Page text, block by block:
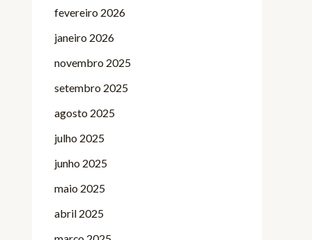
fevereiro 2026
janeiro 2026
novembro 2025
setembro 2025
agosto 2025
julho 2025
junho 2025
maio 2025
abril 2025